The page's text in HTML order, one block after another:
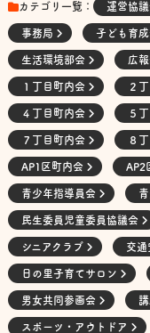
カテゴリ一覧： 運営協
事務局 子ども育
生活環境部会 広
１丁目町内会 ２
４丁目町内会 ５
７丁目町内会 ８
AP1区町内会 AP2
青少年指導員会
民生委員児童委員協議会
シニアクラブ 交通
日の里子育てサロン
男女共同参画会
スポーツ・アウトドア